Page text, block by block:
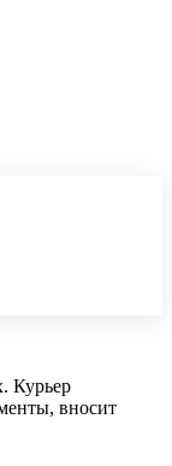
Курьер
вносит